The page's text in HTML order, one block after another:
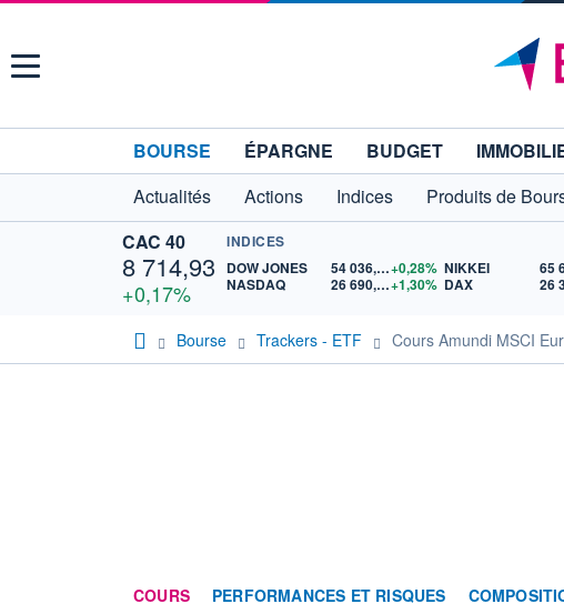
Menu
BOURSE ÉPARGNE BUDGET
Actualités
Actions Indices Produits de
CAC 40
8 714,93
+0,17%
INDICES
DOW JONES
54 036,93+0,28%
NASDAQ
26 690,62+1,30%
NIKKEI
DAX
Bourse Trackers - ETF Cours Amundi MSCI
COURS PERFORMANCES ET RISQUES